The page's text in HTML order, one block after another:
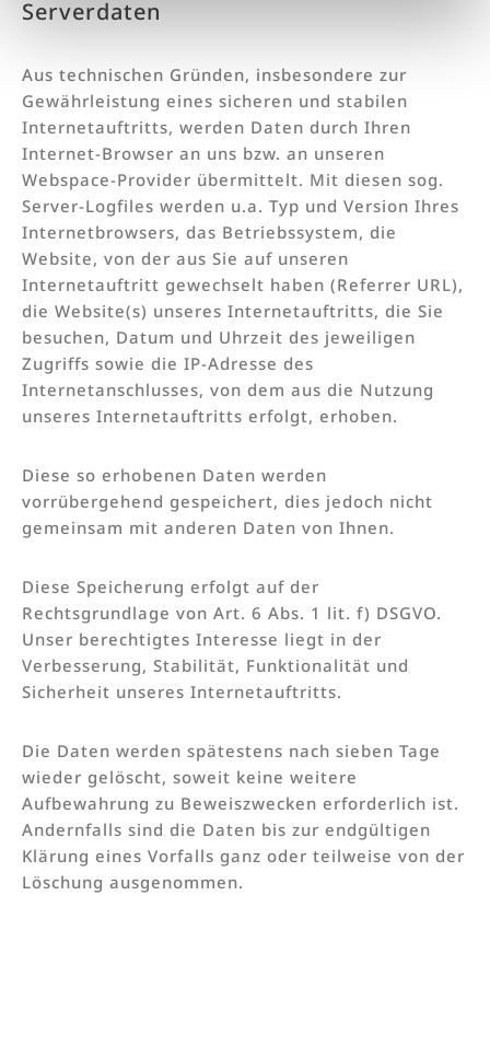
Serverdaten
Aus technischen Gründen, insbesondere zur
Gewährleistung eines sicheren und stabilen
Internetauftritts, werden Daten durch Ihren
Internet-Browser an uns bzw. an unseren
Webspace-Provider übermittelt. Mit diesen sog.
Server-Logfiles werden u.a. Typ und Version Ihres
Internetbrowsers, das Betriebssystem, die
Website, von der aus Sie auf unseren
Internetauftritt gewechselt haben (Referrer URL),
die Website(s) unseres Internetauftritts, die Sie
besuchen, Datum und Uhrzeit des jeweiligen
Zugriffs sowie die IP-Adresse des
Internetanschlusses, von dem aus die Nutzung
unseres Internetauftritts erfolgt, erhoben.
Diese so erhobenen Daten werden
vorrübergehend gespeichert, dies jedoch nicht
gemeinsam mit anderen Daten von Ihnen.
Diese Speicherung erfolgt auf der
Rechtsgrundlage von Art. 6 Abs. 1 lit. f) DSGVO.
Unser berechtigtes Interesse liegt in der
Verbesserung, Stabilität, Funktionalität und
Sicherheit unseres Internetauftritts.
Die Daten werden spätestens nach sieben Tage
wieder gelöscht, soweit keine weitere
Aufbewahrung zu Beweiszwecken erforderlich ist.
Andernfalls sind die Daten bis zur endgültigen
Klärung eines Vorfalls ganz oder teilweise von der
Löschung ausgenommen.